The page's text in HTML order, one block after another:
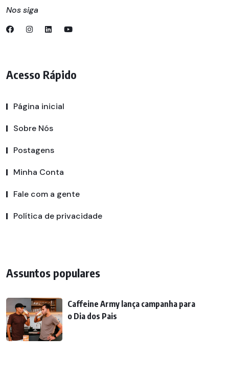
Nos siga
Acesso Rápido
Página inicial
Sobre Nós
Postagens
Minha Conta
Fale com a gente
Política de privacidade
Assuntos populares
Caffeine Army lança campanha para
o Dia dos Pais